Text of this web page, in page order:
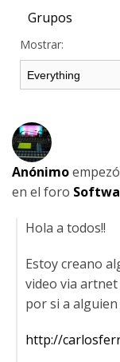
Grupos
Mostrar:
Anónimo
en el foro
Hola a todos!!
Estoy creano
video via artnet
por si a
http://